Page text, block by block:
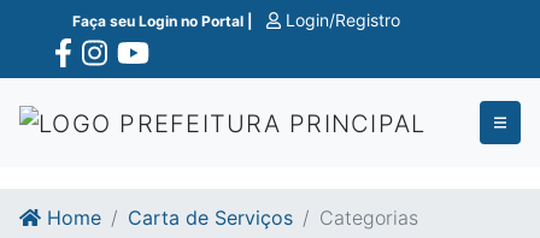
Ir para o conte�do
Ir para o fim do conte�do
Faça seu Login no Portal | Login/Registro
Home Carta de Serviços Categorias